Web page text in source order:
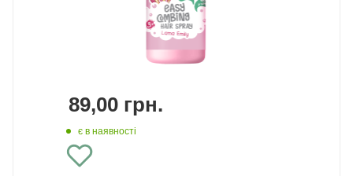
89,00 грн.
є в наявності